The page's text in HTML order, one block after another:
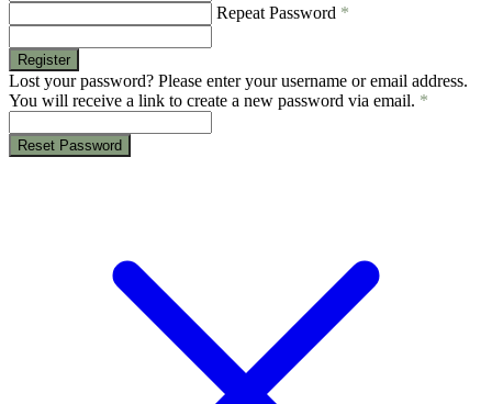
Repeat Password *
Register
Lost your password? Please enter your username or email address.
You will receive a link to create a new password via email. *
Reset Password